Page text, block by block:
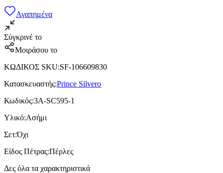
Αγαπημένα
Σύγκρινέ το
Μοιράσου το
ΚΩΔΙΚΟΣ SKU:SF-106609830
Κατασκευαστής:Prince Silvero
Κωδικός:3A-SC595-1
Υλικό:Ασήμι
Σετ:Όχι
Είδος Πέτρας:Πέρλες
Δες όλα τα χαρακτηριστικά